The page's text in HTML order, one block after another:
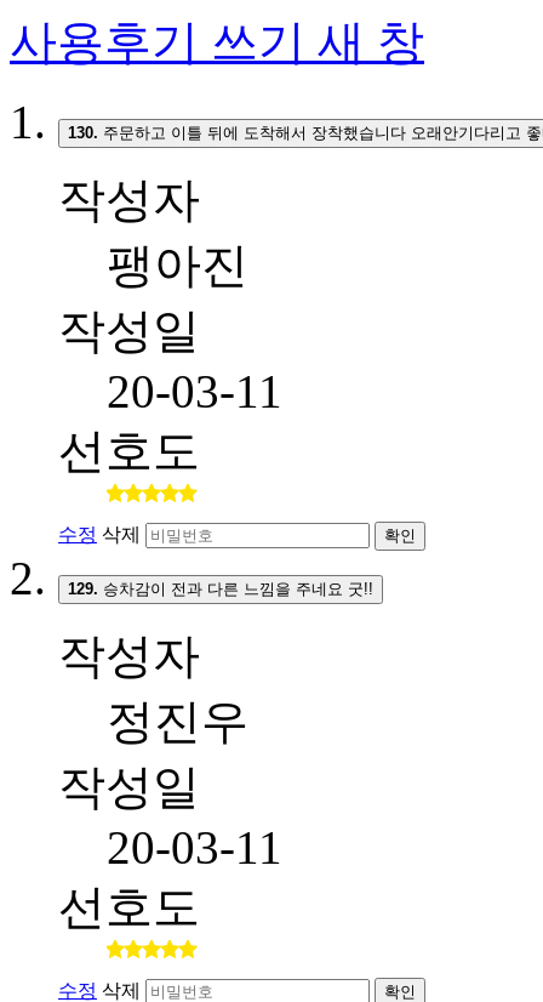
사용후기 쓰기 새 창
130. 주문하고 이틀 뒤에 도착해서 장착했습니다 오래안기다리고
작성자
팽아진
작성일
20-03-11
선호도
수정 삭제 확인
129. 승차감이 전과 다른 느낌을 주네요 굿!!
작성자
정진우
작성일
20-03-11
선호도
수정 삭제 확인